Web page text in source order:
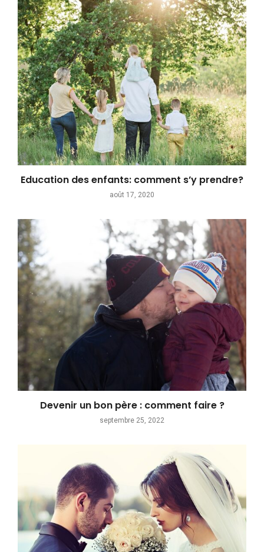
Education des enfants: comment s’y prendre?
août 17, 2020
Devenir un bon père : comment faire ?
septembre 25, 2022